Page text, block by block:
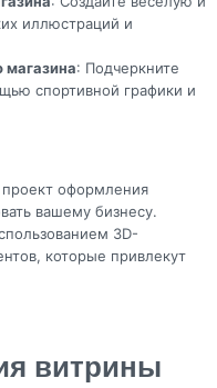
иллюстраций и
магазина: Подчеркните
спортивной графики и
оформления
вашему бизнесу.
3D-
которые привлекут
витрины